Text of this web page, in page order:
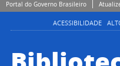
Portal do Governo Brasileiro
ACESSIBILIDADE